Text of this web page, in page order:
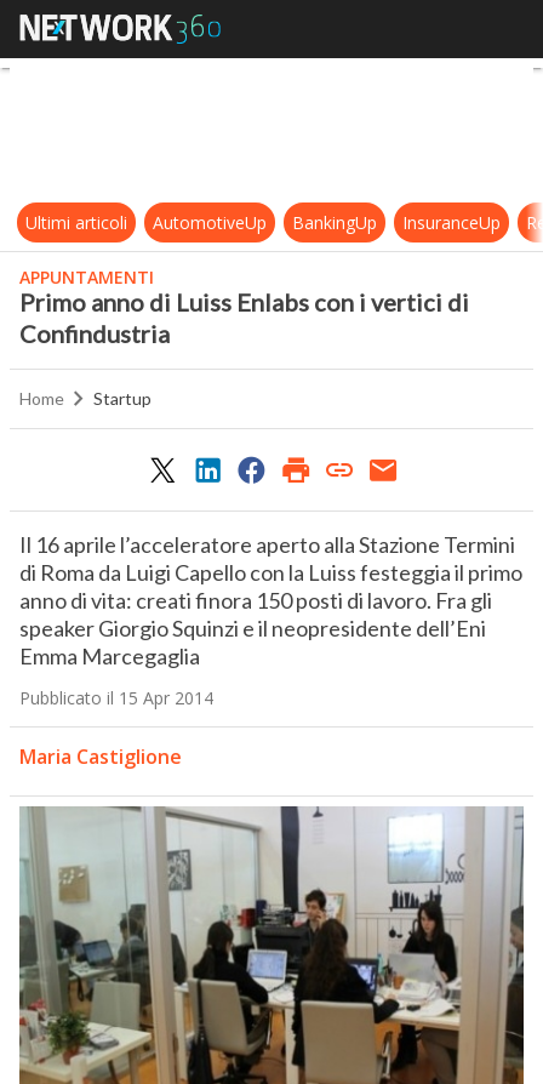
Primo anno di Luiss Enlabs con i
Ultimi articoli AutomotiveUp BankingUp InsuranceUp
APPUNTAMENTI
Primo anno di Luiss Enlabs con i vertici di
Confindustria
Home Startup
Il 16 aprile l’acceleratore aperto alla Stazione Termini
di Roma da Luigi Capello con la Luiss festeggia il primo
anno di vita: creati finora 150 posti di lavoro. Fra gli
speaker Giorgio Squinzi e il neopresidente dell’Eni
Emma Marcegaglia
Pubblicato il 15 Apr 2014
Maria Castiglione